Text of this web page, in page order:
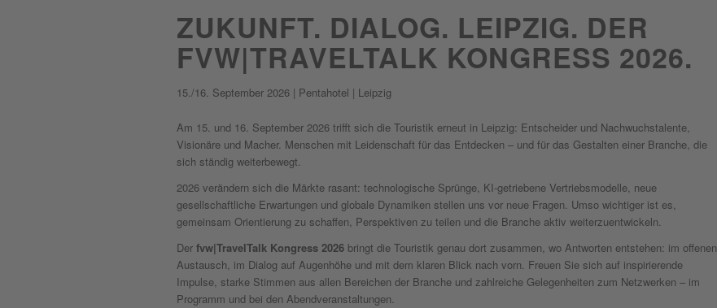
ZUKUNFT. DIALOG. LEIPZIG. DER
FVW|TRAVELTALK KONGRESS 2026.
15./16. September 2026 | Pentahotel | Leipzig
Am 15. und 16. September 2026 trifft sich die Touristik erneut in Leipzig: Entscheider und Nachwuchstalente,
Visionäre und Macher. Menschen mit Leidenschaft für das Entdecken – und für das Gestalten einer Branche, die
sich ständig weiterbewegt.
2026 verändern sich die Märkte rasant: technologische Sprünge, KI-getriebene Vertriebsmodelle, neue
gesellschaftliche Erwartungen und globale Dynamiken stellen uns vor neue Fragen. Umso wichtiger ist es,
gemeinsam Orientierung zu schaffen, Perspektiven zu teilen und die Branche aktiv weiterzuentwickeln.
Der fvw|TravelTalk Kongress 2026 bringt die Touristik genau dort zusammen, wo Antworten entstehen: im offenen
Austausch, im Dialog auf Augenhöhe und mit dem klaren Blick nach vorn. Freuen Sie sich auf inspirierende
Impulse, starke Stimmen aus allen Bereichen der Branche und zahlreiche Gelegenheiten zum Netzwerken – im
Programm und bei den Abendveranstaltungen.